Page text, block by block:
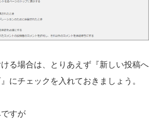
る場合は、とりあえず『新しい投稿へ
にチェックを入れておきましょう。
すが